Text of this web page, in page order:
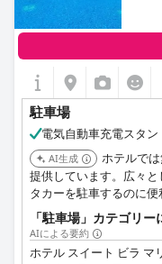
駐車場
電気自動車充電スタン
AI生成
ホテルで
提供しています。広々
タカーを駐車するのに便
「駐車場」カテゴリ
AIによる要約
ホテル スイート ビラ マ